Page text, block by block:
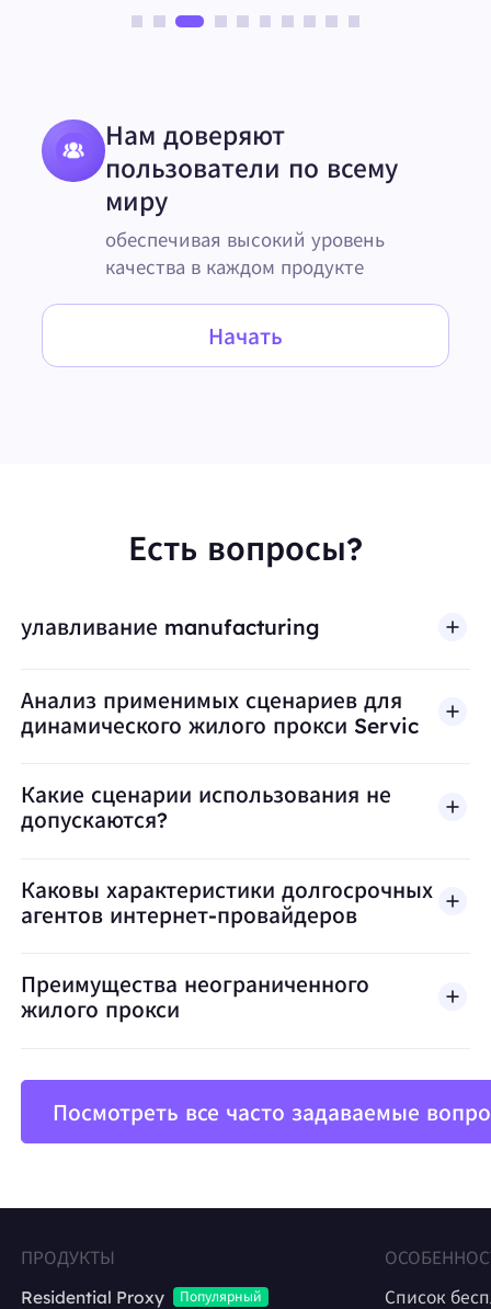
Нам доверяют
пользователи по всему
миру
обеспечивая высокий уровень
качества в каждом продукте
Начать
Есть вопросы?
улавливание manufacturing
Анализ применимых сценариев для
динамического жилого прокси Servic
Какие сценарии использования не
допускаются?
BestProxy не поддерживает мошенничество,
Каковы характеристики долгосрочных
агентов интернет-провайдеров
Преимущества неограниченного
жилого прокси
Посмотреть все часто задаваемые
ПРОДУКТЫ
Residential Proxy
Популярный
Список